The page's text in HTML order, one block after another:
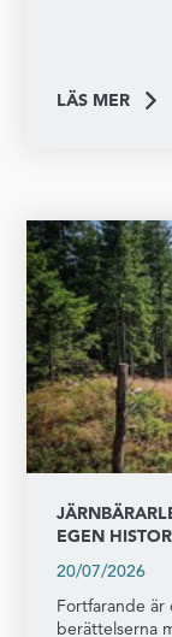
LÄS MER
EGEN
20/07/2026
Fortfarande
berättelserna